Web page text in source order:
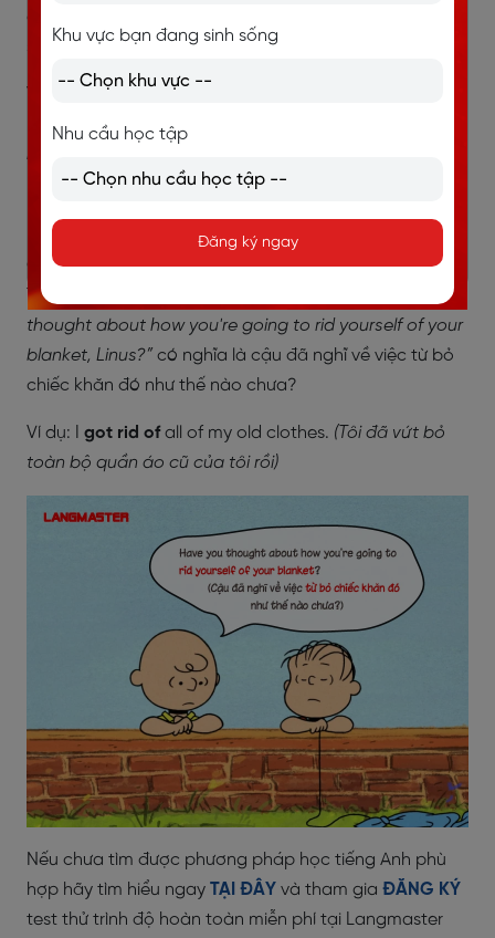
của em ra hàng nghìn mảnh nếu em không vứt nó đi
sớm.
Ví dụ: I would like the roast port
pieces.
(Tôi muốn heo quay được chặt thành những
miếng nhỏ vừa ăn)
Cấu trúc này có nghĩa là ai đó thoát ra khỏi cái gì.
Trong đoạn trích, Charlie đã hỏi Linus:
thought about how you're going to rid yourself of your
blanket, Linus?” có nghĩa là cậu đã nghĩ về việc từ bỏ
chiếc khăn đó như thế nào chưa?
Ví dụ: I got rid ofall of my old clothes. (Tôi đã vứt bỏ
toàn bộ quần áo cũ của tôi rồi)
Nếu chưa tìm được phương pháp học tiếng Anh phù
hợp hãy tìm hiểu ngay TẠI ĐÂY và tham gia ĐĂNG KÝ
test thử trình độ hoàn toàn miễn phí tại Langmaster
Khu vực bạn đang sinh sống
Nhu cầu học tập
Đăng ký ngay